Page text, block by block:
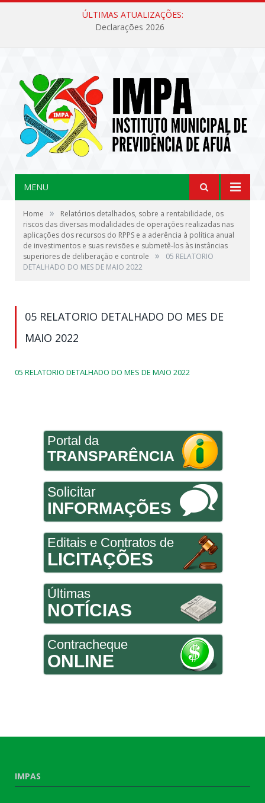
ÚLTIMAS ATUALIZAÇÕES:
Declarações 2026
MENU
Home »
Relatórios detalhados, sobre a rentabilidade, os
riscos das diversas modalidades de operações realizadas nas
aplicações dos recursos do RPPS e a aderência à política anual
de investimentos e suas revisões e submetê-los às instâncias
superiores de deliberação e controle
»
05 RELATORIO
DETALHADO DO MES DE MAIO 2022
05 RELATORIO DETALHADO DO MES DE
MAIO 2022
05 RELATORIO DETALHADO DO MES DE MAIO 2022
Portal da
TRANSPARÊNCIA
Solicitar
INFORMAÇÕES
Editais e Contratos de
LICITAÇÕES
Últimas
NOTÍCIAS
Contracheque
ONLINE
IMPAS